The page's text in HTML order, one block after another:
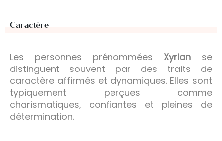
Caractère
Les personnes prénommées Xyrian se
distinguent souvent par des traits de
caractère affirmés et dynamiques. Elles sont
typiquement perçues comme
charismatiques, confiantes et pleines de
détermination.